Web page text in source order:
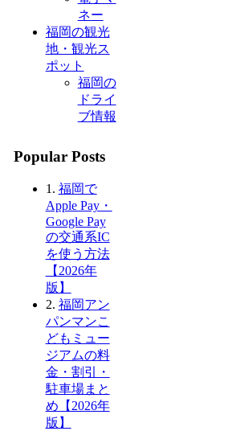
ネー
福岡の観光
地・観光ス
ポット
福岡の
ドライ
ブ情報
Popular Posts
1. 福岡で
Apple Pay・
Google Pay
の交通系IC
を使う方法
【2026年
版】
2. 福岡アン
パンマンこ
どもミュー
ジアムの料
金・割引・
駐車場まと
め【2026年
版】